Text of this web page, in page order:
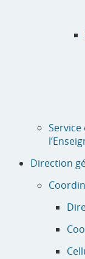
Service
Direction